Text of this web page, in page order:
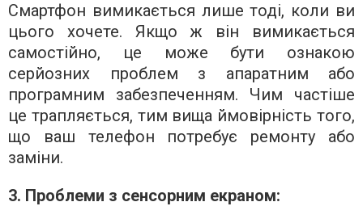
Смартфон вимикається лише тоді, коли ви
цього хочете. Якщо ж він вимикається
самостійно, це може бути ознакою
серйозних проблем з апаратним або
програмним забезпеченням. Чим частіше
це трапляється, тим вища ймовірність того,
що ваш телефон потребує ремонту або
заміни.
3. Проблеми з сенсорним екраном: